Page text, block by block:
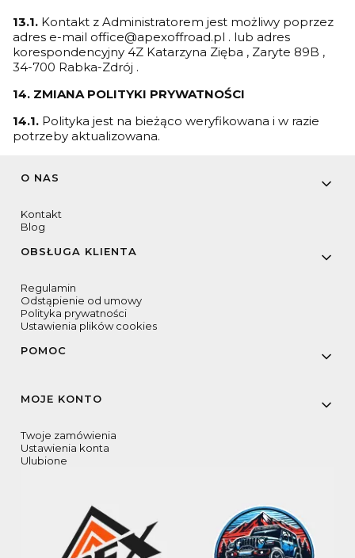
13.1. Kontakt z Administratorem jest możliwy poprzez
adres e-mail office@apexoffroad.pl . lub adres
korespondencyjny 4Z Katarzyna Zięba , Zaryte 89B ,
34-700 Rabka-Zdrój .
14. ZMIANA POLITYKI PRYWATNOŚCI
14.1. Polityka jest na bieżąco weryfikowana i w razie
potrzeby aktualizowana.
Linki w stopce
O NAS
Kontakt
Blog
OBSŁUGA KLIENTA
Regulamin
Odstąpienie od umowy
Polityka prywatności
Ustawienia plików cookies
POMOC
MOJE KONTO
Twoje zamówienia
Ustawienia konta
Ulubione